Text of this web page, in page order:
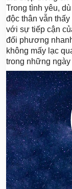
Trong tình yêu,
độc thân vẫn
với sự tiếp cận
đối phương
không mấy lạc
trong những ngày